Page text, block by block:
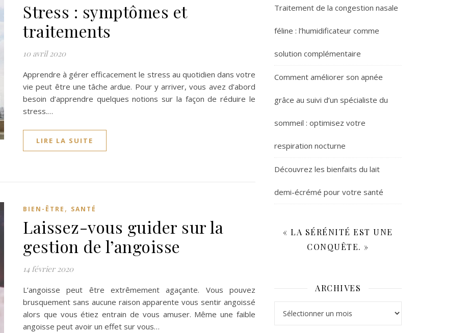
Stress : symptômes et
traitements
10 avril 2020
Apprendre à gérer efficacement le stress au quotidien dans votre
vie peut être une tâche ardue. Pour y arriver, vous avez d’abord
besoin d’apprendre quelques notions sur la façon de réduire le
stress.…
LIRE LA SUITE
BIEN-ÊTRE , SANTÉ
Laissez-vous guider sur la
gestion de l’angoisse
14 février 2020
L’angoisse peut être extrêmement agaçante. Vous pouvez
brusquement sans aucune raison apparente vous sentir angoissé
alors que vous étiez entrain de vous amuser. Même une faible
angoisse peut avoir un effet sur vous…
Traitement de la congestion nasale
féline : l’humidificateur comme
solution complémentaire
Comment améliorer son apnée
grâce au suivi d’un spécialiste du
sommeil : optimisez votre
respiration nocturne
Découvrez les bienfaits du lait
demi-écrémé pour votre santé
« LA SÉRÉNITÉ EST UNE
CONQUÊTE. »
ARCHIVES